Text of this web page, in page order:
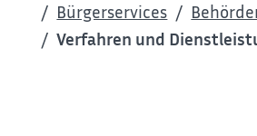
Bürgerservices
Verfahren und